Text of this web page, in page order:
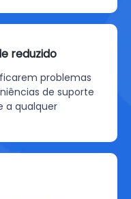
reduzido
problemas
de suporte
a qualquer